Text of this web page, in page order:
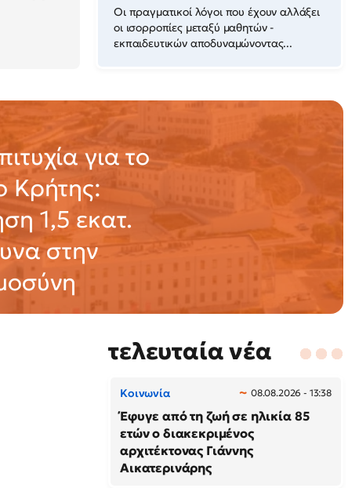
Οι πραγματικοί λόγοι που έχουν αλλάξει
οι ισορροπίες μεταξύ μαθητών -
εκπαιδευτικών αποδυναμώνοντας...
για το
Κρήτης:
1,5 εκατ.
στην
τελευταία νέα
Κοινωνία 08.08.2026 - 13:38
Έφυγε από τη ζωή σε ηλικία 85
ετών ο διακεκριμένος
αρχιτέκτονας Γιάννης
Αικατερινάρης